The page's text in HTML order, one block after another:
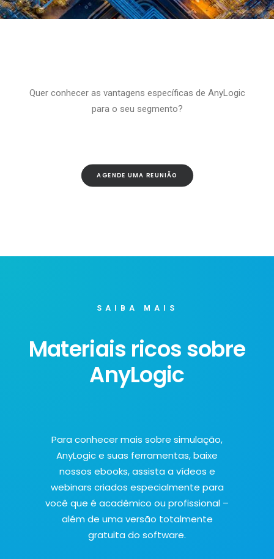
Quer conhecer as vantagens específicas de AnyLogic
para o seu segmento?
AGENDE UMA REUNIÃO
SAIBA MAIS
Materiais ricos sobre
AnyLogic
Para conhecer mais sobre simulação,
AnyLogic e suas ferramentas, baixe
nossos ebooks, assista a vídeos e
webinars criados especialmente para
você que é acadêmico ou profissional –
além de uma versão totalmente
gratuita do software.